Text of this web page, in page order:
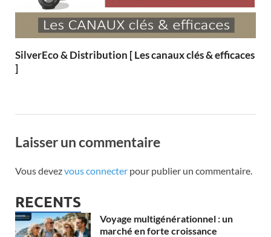
SilverEco & Distribution [ Les canaux clés & efficaces
]
Laisser un commentaire
Vous devezvous connecter pour publier un commentaire.
RECENTS
Voyage multigénérationnel : un
marché en forte croissance